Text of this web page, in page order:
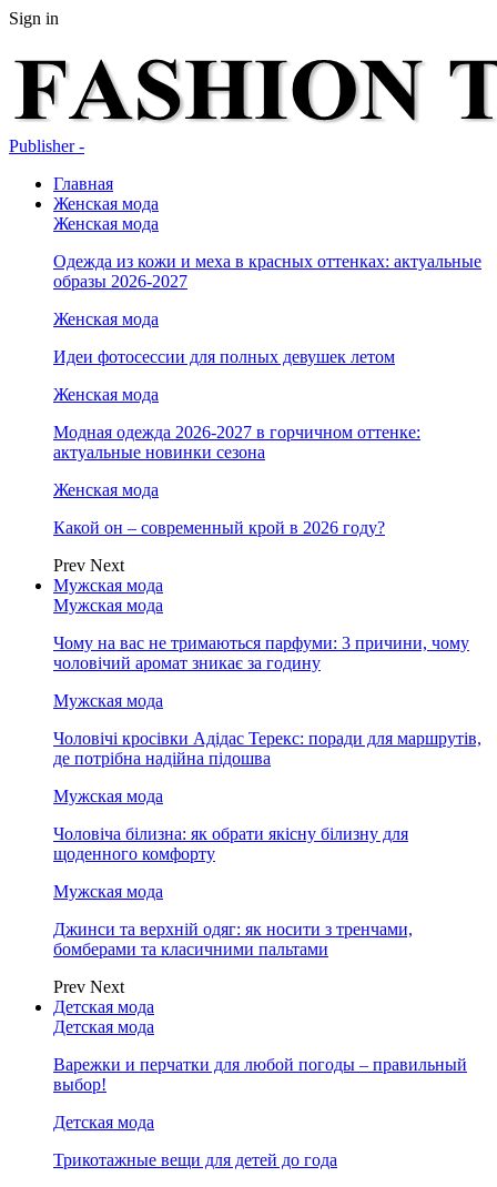
Sign in
Publisher -
Главная
Женская мода
Женская мода
Одежда из кожи и меха в красных оттенках: актуальные
образы 2026-2027
Женская мода
Идеи фотосессии для полных девушек летом
Женская мода
Модная одежда 2026-2027 в горчичном оттенке:
актуальные новинки сезона
Женская мода
Какой он – современный крой в 2026 году?
Prev Next
Мужская мода
Мужская мода
Чому на вас не тримаються парфуми: 3 причини, чому
чоловічий аромат зникає за годину
Мужская мода
Чоловічі кросівки Адідас Терекс: поради для маршрутів,
де потрібна надійна підошва
Мужская мода
Чоловіча білизна: як обрати якісну білизну для
щоденного комфорту
Мужская мода
Джинси та верхній одяг: як носити з тренчами,
бомберами та класичними пальтами
Prev Next
Детская мода
Детская мода
Варежки и перчатки для любой погоды – правильный
выбор!
Детская мода
Трикотажные вещи для детей до года